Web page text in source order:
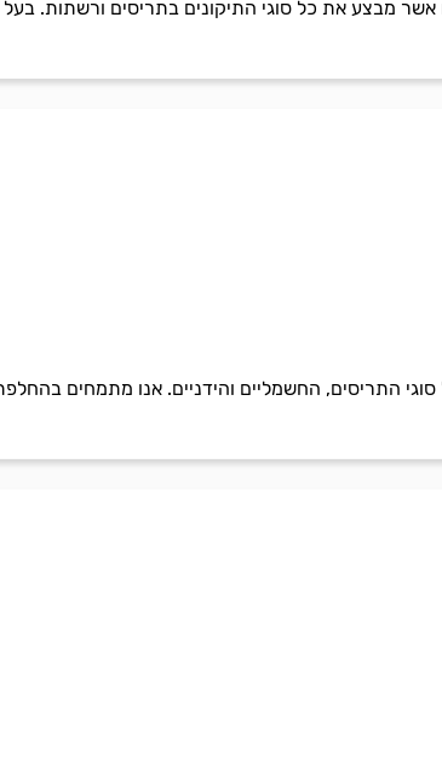
מבצע את כל סוגי התיקונים בתריסים ורשתות. בעל
התריסים, החשמליים והידניים. אנו מתמחים